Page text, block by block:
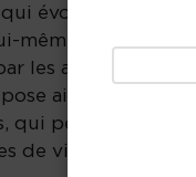
évolue
même devient
les agences
ainsi le cadre
permettront
de vie.